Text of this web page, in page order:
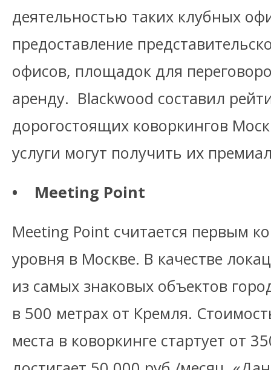
деятельностью таких клубных
предоставление
офисов, площадок для
аренду. Blackwood составил
дорогостоящих коворкингов
услуги могут получить их
• Meeting Point
Meeting Point считается первым
уровня в Москве. В качестве
из самых знаковых объектов
в 500 метрах от Кремля.
места в коворкинге стартует от